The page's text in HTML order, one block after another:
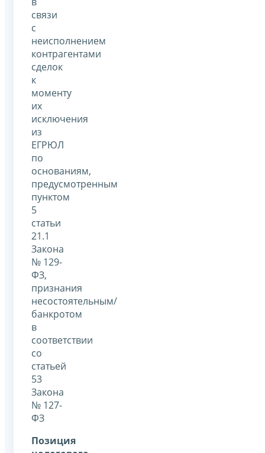
связи
с
неисполнением
контрагентами
сделок
к
моменту
их
исключения
из
ЕГРЮЛ
по
основаниям,
предусмотренным
пунктом
5
статьи
21.1
Закона
№ 129-
ФЗ,
признания
несостоятельным/
банкротом
в
соответствии
со
статьей
53
Закона
№ 127-
ФЗ
Позиция